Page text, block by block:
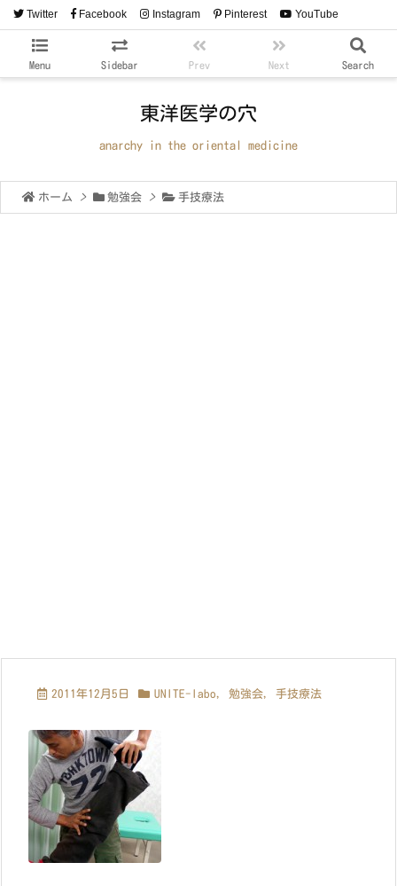
Menu Sidebar Prev Next Search
Twitter Facebook Instagram Pinterest YouTube
RSS
東洋医学の穴
anarchy in the oriental medicine
ホーム > 勉強会 > 手技療法
2011年12月5日 UNITE-labo, 勉強会, 手技療法